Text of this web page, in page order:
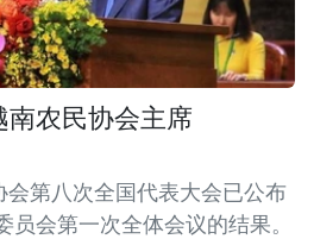
农民协会主席
会第八次全国代表大会已公布
会第一次全体会议的结果。